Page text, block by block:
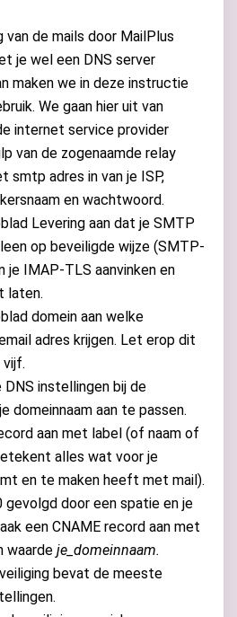
van de mails door MailPlus
je wel een DNS server
maken we in deze instructie
We gaan hier uit van
internet service provider
van de zogenaamde relay
smtp adres in van je ISP,
en wachtwoord.
Levering aan dat je SMTP
op beveiligde wijze (SMTP-
je IMAP-TLS aanvinken en
laten.
domein aan welke
adres krijgen. Let erop dit
vijf.
instellingen bij de
domeinnaam aan te passen.
aan met label (of naam of
alles wat voor je
en te maken heeft met mail).
gevolgd door een spatie en je
een CNAME record aan met
waarde je_domeinnaam.
bevat de meeste